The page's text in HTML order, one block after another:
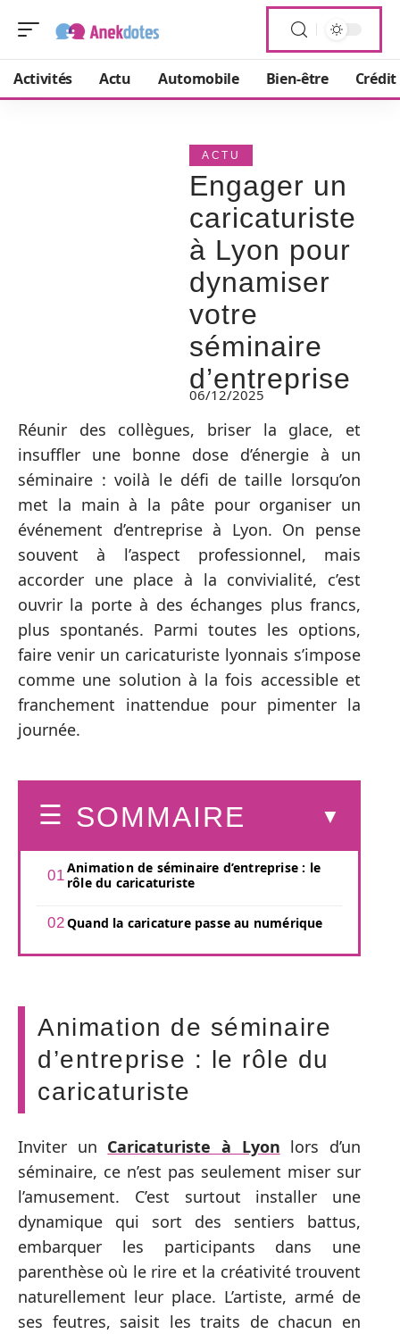
Activités Actu Automobile Bien-être Crédit
ACTU
Engager un
caricaturiste
à Lyon pour
dynamiser
votre
séminaire
d’entreprise
06/12/2025
Réunir des collègues, briser la glace, et
insuffler une bonne dose d’énergie à un
séminaire : voilà le défi de taille lorsqu’on
met la main à la pâte pour organiser un
événement d’entreprise à Lyon. On pense
souvent à l’aspect professionnel, mais
accorder une place à la convivialité, c’est
ouvrir la porte à des échanges plus francs,
plus spontanés. Parmi toutes les options,
faire venir un caricaturiste lyonnais s’impose
comme une solution à la fois accessible et
franchement inattendue pour pimenter la
journée.
SOMMAIRE
Animation de séminaire d’entreprise : le
rôle du caricaturiste
Quand la caricature passe au numérique
Animation de séminaire
d’entreprise : le rôle du
caricaturiste
Inviter un Caricaturiste à Lyon lors d’un
séminaire, ce n’est pas seulement miser sur
l’amusement. C’est surtout installer une
dynamique qui sort des sentiers battus,
embarquer les participants dans une
parenthèse où le rire et la créativité trouvent
naturellement leur place. L’artiste, armé de
ses feutres, saisit les traits de chacun en